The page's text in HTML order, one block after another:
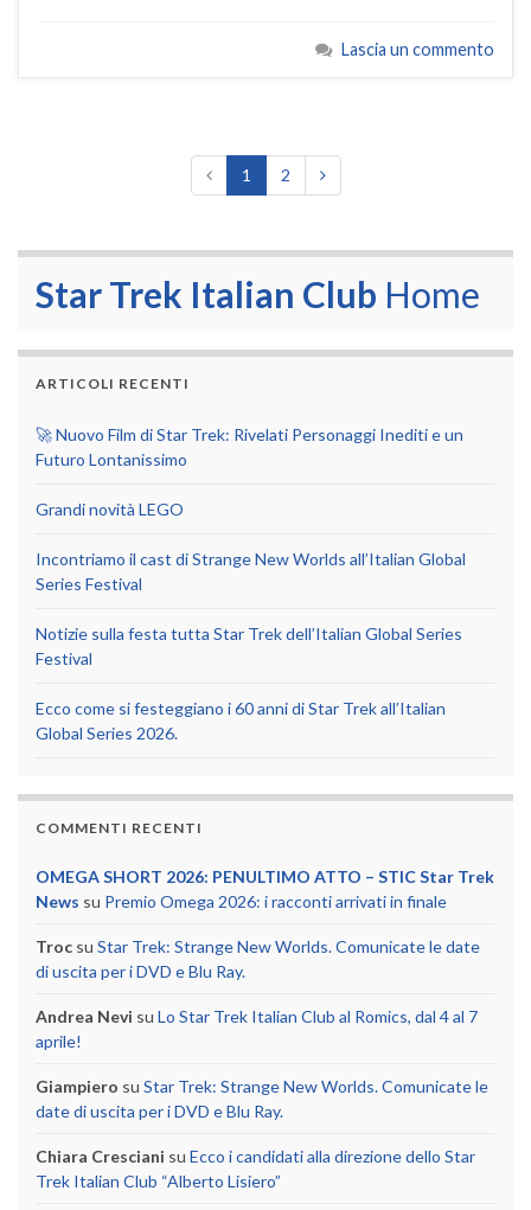
Lascia un commento
1 2
Star Trek Italian Club Home
ARTICOLI RECENTI
🚀 Nuovo Film di Star Trek: Rivelati Personaggi Inediti e un
Futuro Lontanissimo
Grandi novità LEGO
Incontriamo il cast di Strange New Worlds all’Italian Global
Series Festival
Notizie sulla festa tutta Star Trek dell’Italian Global Series
Festival
Ecco come si festeggiano i 60 anni di Star Trek all’Italian
Global Series 2026.
COMMENTI RECENTI
OMEGA SHORT 2026: PENULTIMO ATTO – STIC Star Trek
News su Premio Omega 2026: i racconti arrivati in finale
Troc su Star Trek: Strange New Worlds. Comunicate le date
di uscita per i DVD e Blu Ray.
Andrea Nevi su Lo Star Trek Italian Club al Romics, dal 4 al 7
aprile!
Giampiero su Star Trek: Strange New Worlds. Comunicate le
date di uscita per i DVD e Blu Ray.
Chiara Cresciani su Ecco i candidati alla direzione dello Star
Trek Italian Club “Alberto Lisiero”